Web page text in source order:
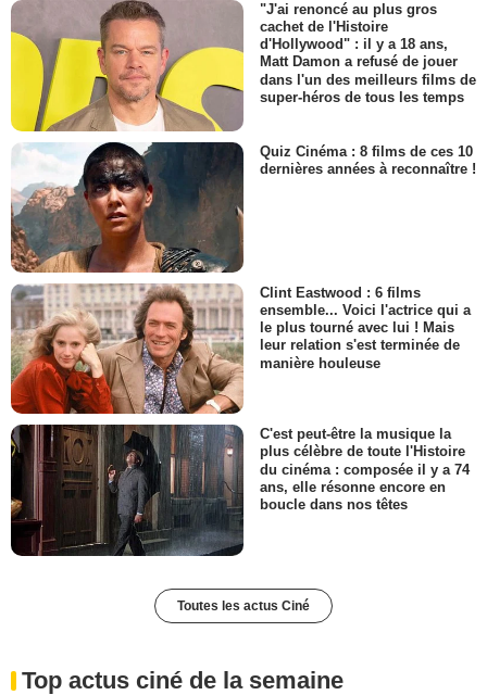
"J'ai renoncé au plus gros
cachet de l'Histoire
d'Hollywood" : il y a 18 ans,
Matt Damon a refusé de jouer
dans l'un des meilleurs films de
super-héros de tous les temps
Quiz Cinéma : 8 films de ces 10
dernières années à reconnaître !
Clint Eastwood : 6 films
ensemble... Voici l'actrice qui a
le plus tourné avec lui ! Mais
leur relation s'est terminée de
manière houleuse
C'est peut-être la musique la
plus célèbre de toute l'Histoire
du cinéma : composée il y a 74
ans, elle résonne encore en
boucle dans nos têtes
Toutes les actus Ciné
Top actus ciné de la semaine